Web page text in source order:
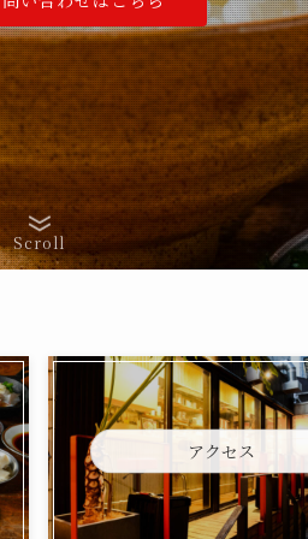
Scroll
アクセス